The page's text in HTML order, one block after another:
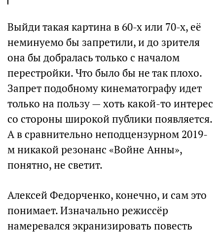
Выйди такая картина в 60-х или 70-х, её
неминуемо бы запретили, и до зрителя
она бы добралась только с началом
перестройки. Что было бы не так плохо.
Запрет подобному кинематографу идет
только на пользу — хоть какой-то интерес
со стороны широкой публики появляется.
А в сравнительно неподцензурном 2019-
м никакой резонанс «Войне Анны»,
понятно, не светит.
Алексей Федорченко, конечно, и сам это
понимает. Изначально режиссёр
намеревался экранизировать повесть